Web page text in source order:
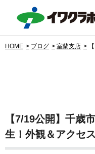
HOME ブログ 室蘭支店
【7/19公開】千歳
生！外観＆アクセ